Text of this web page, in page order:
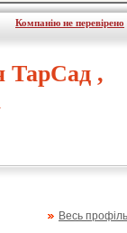
Компанію не перевірено
ТарСад ,
Весь профіль